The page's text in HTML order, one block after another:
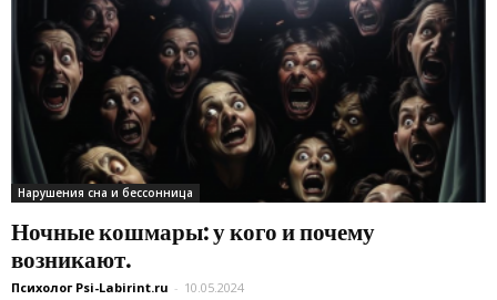
онлайн
Нарушения сна и бессонница
Ночные кошмары: у кого и почему
возникают.
Психолог Psi-Labirint.ru - 10.05.2024